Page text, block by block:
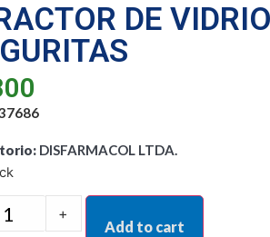
DE VIDRIO
DISFARMACOL LTDA.
+
Add to cart